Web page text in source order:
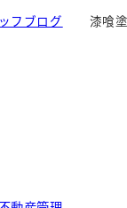
フブログ 漆喰